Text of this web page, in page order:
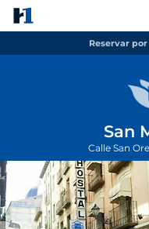
Reservar
San
Calle San